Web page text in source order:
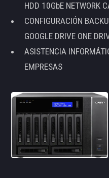
HDD 10GbE NETWORK
CONFIGURACIÓN
GOOGLE DRIVE ONE
ASISTENCIA
EMPRESAS